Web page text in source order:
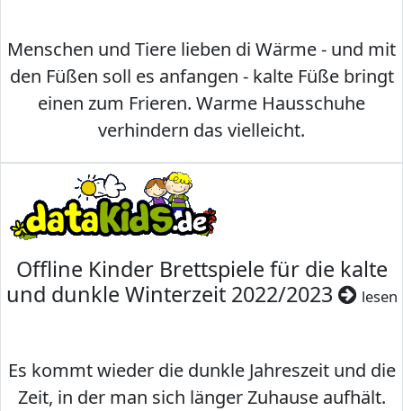
Menschen und Tiere lieben di Wärme - und mit
den Füßen soll es anfangen - kalte Füße bringt
einen zum Frieren. Warme Hausschuhe
verhindern das vielleicht.
Offline Kinder Brettspiele für die kalte
und dunkle Winterzeit 2022/2023
lesen
Es kommt wieder die dunkle Jahreszeit und die
Zeit, in der man sich länger Zuhause aufhält.